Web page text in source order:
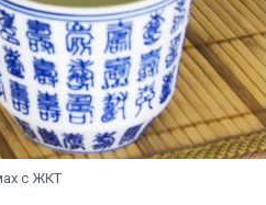
с ЖКТ